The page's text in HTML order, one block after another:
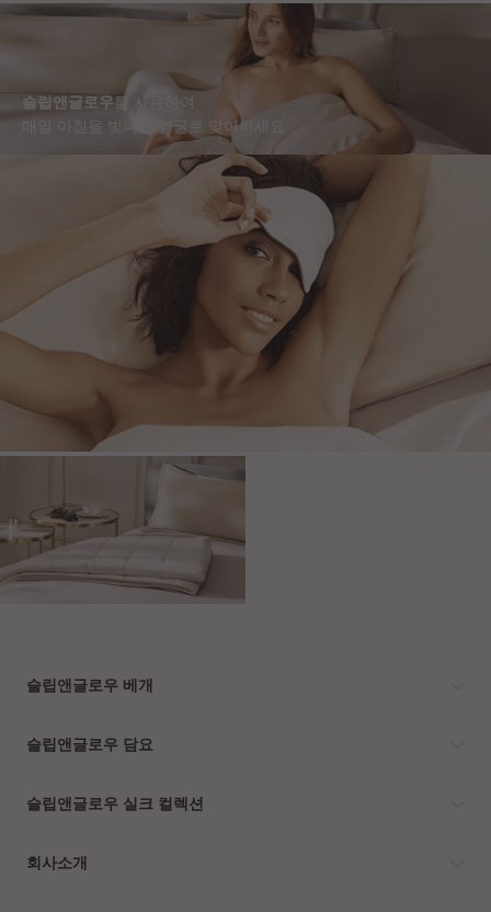
슬립앤글로우를 사용하여
매일 아침을 빛나는 얼굴로 맞이하세요
슬립앤글로우 베개
슬립앤글로우 담요
슬립앤글로우 실크 컬렉션
회사소개